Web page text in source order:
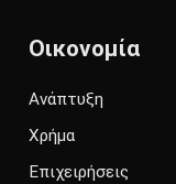
Οικονομία
Ανάπτυξη
Χρήμα
Επιχειρήσεις